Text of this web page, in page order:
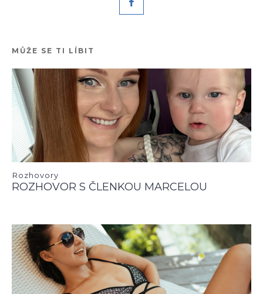
MŮŽE SE TI LÍBIT
Rozhovory
ROZHOVOR S ČLENKOU MARCELOU